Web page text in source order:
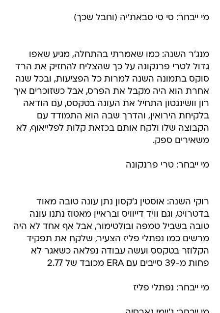
מי ייבחר: סי סי סבאת'יה (וחבל שכך)
מנג'ר השנה: כמו שאמרתי בהתחלה, מגיע שאפו
גדול לטרי פרנקונה על כך שהצליח להחזיק את הרד
סוקס בתמונה השנה למרות כל הפציעות, ובכל שנה
אחרת הוא היה מקבל את הפרס, אבל כשזוכרים איך
רון וושינגטון התחיל את העונה בטקסס, עם הודאה
בלקיחת הירואין, והדרך שבה הוא התמודד עם
הקבוצה שלו ולקח אותם בכזאת קלות לפלייאוף, לא
משאירים ספק.
מי ייבחר: טרי פרנקונה
רוקי השנה: אוסטין ג'קסון נתן עונה טובה מאוד
בדטרויט, וגם וויד דייוויס ובראיין מאטוז נתנו עונה
טובה בשביל טמפה ובולטימור, אבל אף אחד לא היה
מרשים כמו נפתלי פליז הצעיר, שלקח את תפקיד
הקלוזר בטקסס ועשה עבודה נפלאה כשאגר לא
פחות מ-39 סייבים עם ERA מכובד של 2.77
מי ייבחר: נפתלי פליז